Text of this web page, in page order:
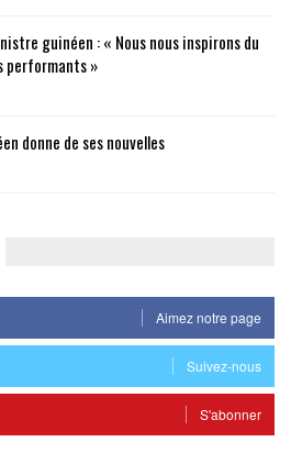
guinéen : « Nous nous inspirons du
performants »
donne de ses nouvelles
Aimez notre page
Suivez-nous
S'abonner